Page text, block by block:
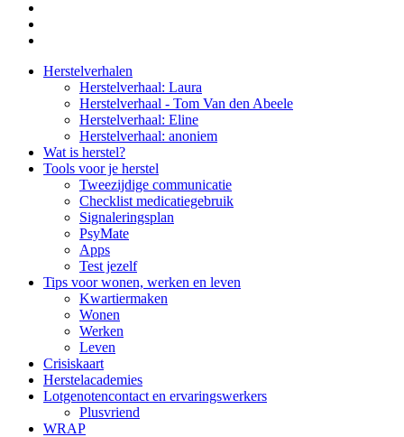
Side
Navigation
Herstelverhalen
Herstelverhaal: Laura
Herstelverhaal - Tom Van den Abeele
Herstelverhaal: Eline
Herstelverhaal: anoniem
Wat is herstel?
Tools voor je herstel
Tweezijdige communicatie
Checklist medicatiegebruik
Signaleringsplan
PsyMate
Apps
Test jezelf
Tips voor wonen, werken en leven
Kwartiermaken
Wonen
Werken
Leven
Crisiskaart
Herstelacademies
Lotgenotencontact en ervaringswerkers
Plusvriend
WRAP